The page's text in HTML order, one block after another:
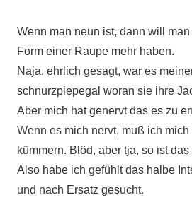
Wenn man neun ist, dann will
Form einer Raupe mehr haben.
Naja, ehrlich gesagt, war es
schnurzpiepegal woran sie ihre
Aber mich hat genervt das es zu
Wenn es mich nervt, muß ich
kümmern. Blöd, aber tja, so ist das
Also habe ich gefühlt das halbe
und nach Ersatz gesucht.